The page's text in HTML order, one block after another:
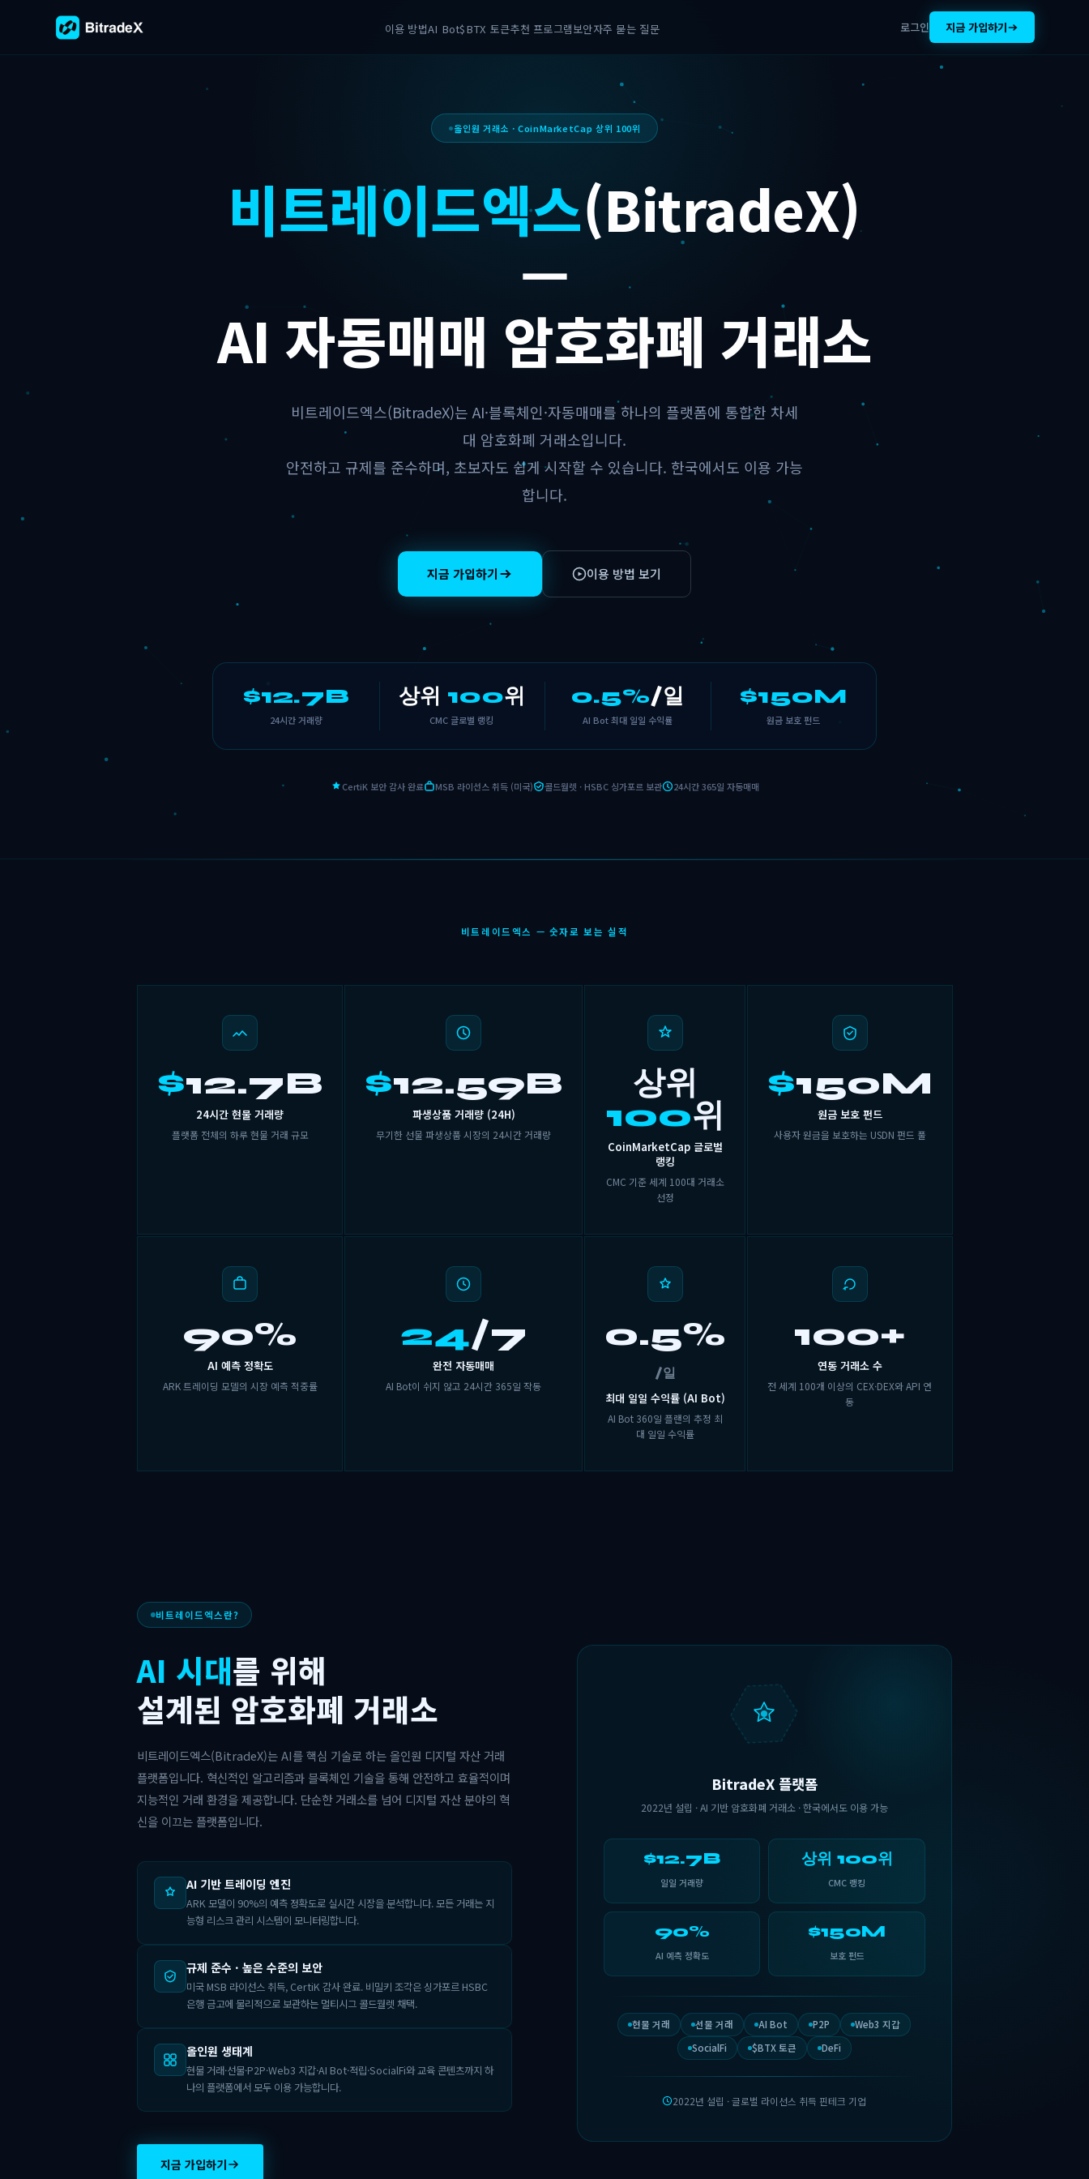
이용 방법AI Bot$BTX 토큰추천 프로그램보안자주 묻는 질문 로그인 지금 가입하기
올인원 거래소 · CoinMarketCap 상위 100위
비트레이드엑스(BitradeX)
—
AI 자동매매 암호화폐 거래소
비트레이드엑스(BitradeX)는 AI·블록체인·자동매매를 하나의 플랫폼에 통합한 차세
대 암호화폐 거래소입니다.
안전하고 규제를 준수하며, 초보자도 쉽게 시작할 수 있습니다. 한국에서도 이용 가능
합니다.
지금 가입하기 이용 방법 보기
$12.7B
24시간 거래량
상위 100위
CMC 글로벌 랭킹
0.5%/일
AI Bot 최대 일일 수익률
$150M
원금 보호 펀드
CertiK 보안 감사 완료 MSB 라이선스 취득 (미국) 콜드월렛 · HSBC 싱가포르 보관 24시간 365일 자동매매
비트레이드엑스 — 숫자로 보는 실적
$12.7B
24시간 현물 거래량
플랫폼 전체의 하루 현물 거래 규모
$12.59B
파생상품 거래량 (24H)
무기한 선물 파생상품 시장의 24시간 거래량
상위
100위
CoinMarketCap 글로벌
랭킹
CMC 기준 세계 100대 거래소
선정
$150M
원금 보호 펀드
사용자 원금을 보호하는 USDN 펀드 풀
90%
AI 예측 정확도
ARK 트레이딩 모델의 시장 예측 적중률
24/7
완전 자동매매
AI Bot이 쉬지 않고 24시간 365일 작동
0.5%
/일
최대 일일 수익률 (AI Bot)
AI Bot 360일 플랜의 추정 최
대 일일 수익률
100+
연동 거래소 수
전 세계 100개 이상의 CEX·DEX와 API 연
동
비트레이드엑스란?
AI 시대를 위해
설계된 암호화폐 거래소
비트레이드엑스(BitradeX)는 AI를 핵심 기술로 하는 올인원 디지털 자산 거래
플랫폼입니다. 혁신적인 알고리즘과 블록체인 기술을 통해 안전하고 효율적이며
지능적인 거래 환경을 제공합니다. 단순한 거래소를 넘어 디지털 자산 분야의 혁
신을 이끄는 플랫폼입니다.
AI 기반 트레이딩 엔진
ARK 모델이 90%의 예측 정확도로 실시간 시장을 분석합니다. 모든 거래는 지
능형 리스크 관리 시스템이 모니터링합니다.
규제 준수 · 높은 수준의 보안
미국 MSB 라이선스 취득, CertiK 감사 완료. 비밀키 조각은 싱가포르 HSBC
은행 금고에 물리적으로 보관하는 멀티시그 콜드월렛 채택.
올인원 생태계
현물 거래·선물·P2P·Web3 지갑·AI Bot·적립·SocialFi와 교육 콘텐츠까지 하
나의 플랫폼에서 모두 이용 가능합니다.
지금 가입하기
BitradeX 플랫폼
2022년 설립 · AI 기반 암호화폐 거래소 · 한국에서도 이용 가능
$12.7B
일일 거래량
상위 100위
CMC 랭킹
90%
AI 예측 정확도
$150M
보호 펀드
현물 거래 선물 거래 AI Bot P2P
Web3 지갑
SocialFi
$BTX 토큰 DeFi
2022년 설립 · 글로벌 라이선스 취득 핀테크 기업